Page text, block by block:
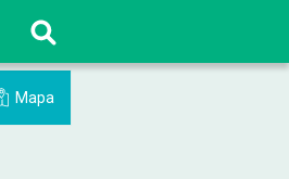
Mapa